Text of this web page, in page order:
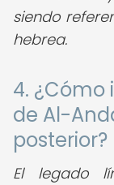
siendo
hebrea.
4.
de Al-
posterior?
El legado